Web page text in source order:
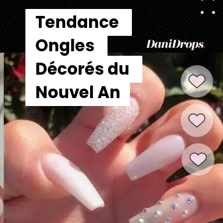
Tendance
Ongles
Décorés du
Nouvel An
Tendance
Ongles
Décorés du
Nouvel An